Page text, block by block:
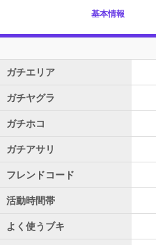
基本情報
ガチエリア
ガチヤグラ
ガチホコ
ガチアサリ
フレンドコード
活動時間帯
よく使うブキ